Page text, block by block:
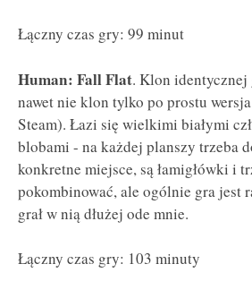
Łączny czas gry: 99 minut
Human: Fall Flat. Klon identycznej
nawet nie klon tylko po prostu
Steam). Łazi się wielkimi białymi
blobami - na każdej planszy trzeba
konkretne miejsce, są łamigłówki i
pokombinować, ale ogólnie gra jest
grał w nią dłużej ode mnie.
Łączny czas gry: 103 minuty